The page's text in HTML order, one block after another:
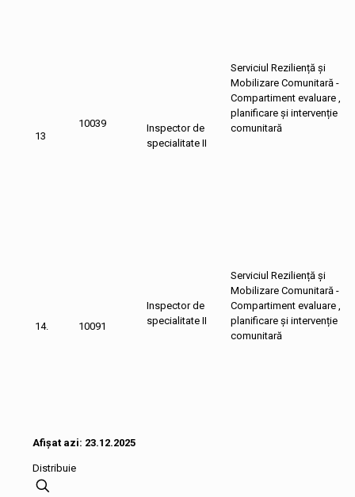
13
10039
Inspector de
specialitate II
Serviciul Reziliență și
Mobilizare Comunitară -
Compartiment evaluare ,
planificare și intervenție
comunitară
14. 10091
Inspector de
specialitate II
Serviciul Reziliență și
Mobilizare Comunitară -
Compartiment evaluare ,
planificare și intervenție
comunitară
Afișat azi: 23.12.2025
Distribuie